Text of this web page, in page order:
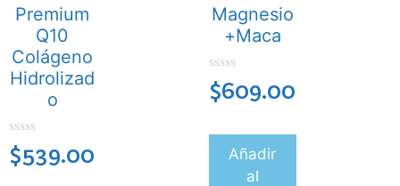
Premium
Q10
Colágeno
Hidrolizad
o
0
d
e
$539.00
Magnesio
+Maca
0
d
e
$609.00
Añadir
al